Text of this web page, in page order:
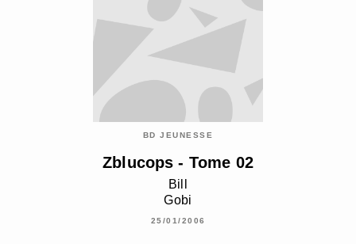
BD JEUNESSE
Zblucops - Tome 02
Bill
Gobi
25/01/2006